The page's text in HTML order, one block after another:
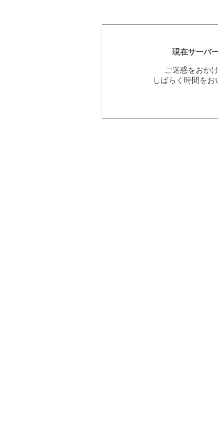
現在サーバ
ご迷惑をおか
しばらく時間を